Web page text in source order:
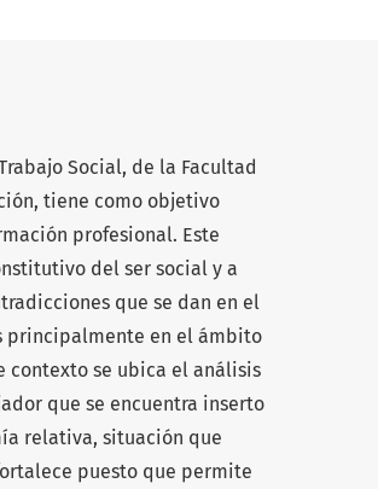
Social, de la Facultad
tiene como objetivo
profesional. Este
del ser social y a
que se dan en el
principalmente en el ámbito
contexto se ubica el análisis
que se encuentra inserto
relativa, situación que
puesto que permite